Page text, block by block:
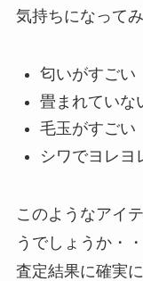
気持ちになってみ
匂いがすごい
畳まれていな
毛玉がすごい
シワでヨレヨ
このようなアイ
うでしょうか・・
査定結果に確実